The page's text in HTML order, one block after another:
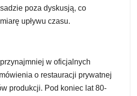
poza dyskusją, co
upływu czasu.
w oficjalnych
o restauracji prywatnej
produkcji. Pod koniec lat 80-